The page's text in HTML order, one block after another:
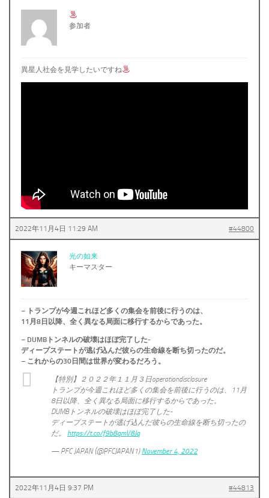
参加者
異星人社会を見学したいですね
2022年11月4日 11:29 AM #44800
光の如来
キーマスター
– トランプが今週これほど多くの集会を前後に行うのは、
11月8日以降、全く異なる局面に移行するからであった。
– DUMBトンネルの破壊はほぼ完了した-
ディープステートが逃げ込んだ彼らの生命線を断ち切ったのだ。
– これからの30日間は世界が変わるだろう。
【特別】２０２２年１１月３日operationdisclosure
トランプが今週これほど多くの集会を前後に行うのは、11月
8日以降、全く異なる局面に移行するからであった。
DUMBトンネルの破壊はほぼ完了した-
ディープステートが逃げ込んだ彼らの生命線を断ち切ったの
だ。 https://t.co/f9b8qmV8Jq
— PFC JAPAN (@PFCJAPAN1) November 4, 2022
2022年11月4日 9:37 PM #44813